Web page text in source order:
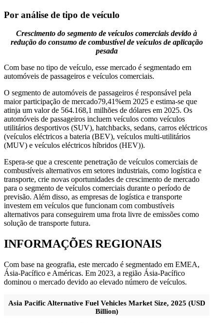
Por análise de tipo de veículo
Crescimento do segmento de veículos comerciais devido à
redução do consumo de combustível de veículos de aplicação
pesada
Com base no tipo de veículo, esse mercado é segmentado em
automóveis de passageiros e veículos comerciais.
O segmento de automóveis de passageiros é responsável pela
maior participação de mercado79,41%em 2025 e estima-se que
atinja um valor de 564.168,1 milhões de dólares em 2025. Os
automóveis de passageiros incluem veículos como veículos
utilitários desportivos (SUV), hatchbacks, sedans, carros eléctricos
(veículos eléctricos a bateria (BEV), veículos multi-utilitários
(MUV) e veículos eléctricos híbridos (HEV)).
Espera-se que a crescente penetração de veículos comerciais de
combustíveis alternativos em setores industriais, como logística e
transporte, crie novas oportunidades de crescimento de mercado
para o segmento de veículos comerciais durante o período de
previsão. Além disso, as empresas de logística e transporte
investem em veículos que funcionam com combustíveis
alternativos para conseguirem uma frota livre de emissões como
solução de transporte futura.
INFORMAÇÕES REGIONAIS
Com base na geografia, este mercado é segmentado em EMEA,
Ásia-Pacífico e Américas. Em 2023, a região Ásia-Pacífico
dominou o mercado devido ao elevado número de veículos.
Asia Pacific Alternative Fuel Vehicles Market Size, 2025 (USD
Billion)